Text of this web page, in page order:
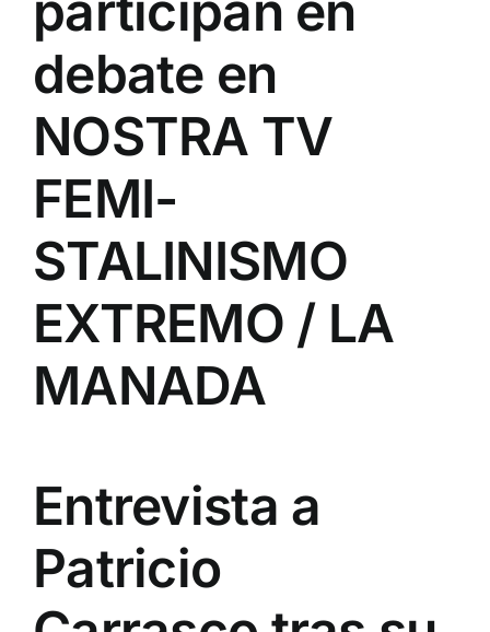
debate en
NOSTRA TV
FEMI-
STALINISMO
EXTREMO / LA
MANADA
Entrevista a
Patricio